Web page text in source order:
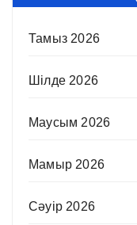
Тамыз 2026
Шілде 2026
Маусым 2026
Мамыр 2026
Сәуір 2026